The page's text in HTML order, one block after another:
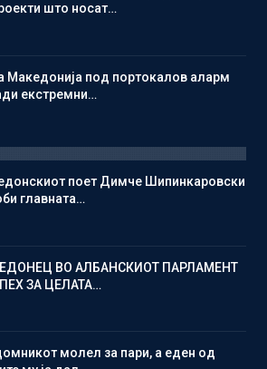
што носат…
Македонија под портокалов аларм
екстремни…
поет Димче Шипинкаровски
главната…
ВО АЛБАНСКИОТ ПАРЛАМЕНТ
ЗА ЦЕЛАТА…
молел за пари, а еден од